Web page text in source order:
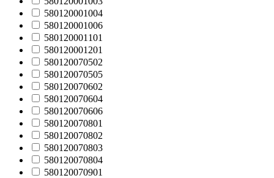
580120001004
580120001006
580120001101
580120001201
580120070502
580120070505
580120070602
580120070604
580120070606
580120070801
580120070802
580120070803
580120070804
580120070901